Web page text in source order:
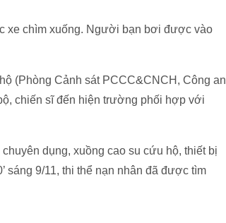
xe chìm xuống. Người bạn bơi được vào
(Phòng Cảnh sát PCCC&CNCH, Công an
chiến sĩ đến hiện trường phối hợp với
dụng, xuồng cao su cứu hộ, thiết bị
sáng 9/11, thi thể nạn nhân đã được tìm